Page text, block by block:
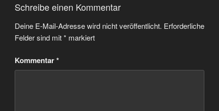
Schreibe einen Kommentar
Deine E-Mail-Adresse wird nicht veröffentlicht. Erforderliche
Felder sind mit* markiert
Kommentar*